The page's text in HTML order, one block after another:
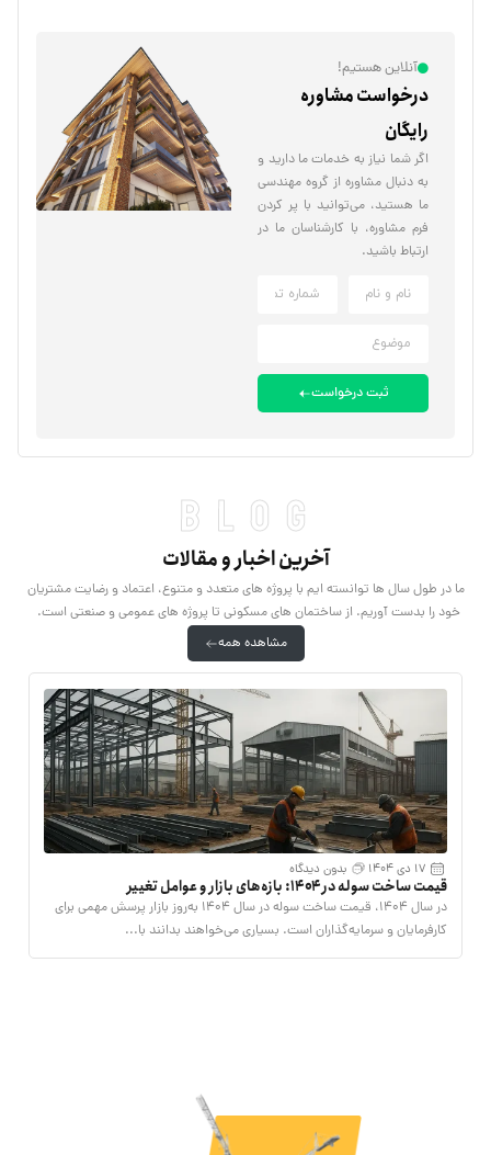
آنلاین هستیم!
درخواست مشاوره
رایگان
اگر شما نیاز به خدمات ما دارید و
به دنبال مشاوره از گروه مهندسی
ما هستید، می‌توانید با پر کردن
فرم مشاوره، با کارشناسان ما در
ارتباط باشید.
ثبت درخواست
blog
آخرین اخبار و مقالات
ما در طول سال ها توانسته ایم با پروژه های متعدد و متنوع، اعتماد و رضایت مشتریان
خود را بدست آوریم. از ساختمان های مسکونی تا پروژه های عمومی و صنعتی است.
مشاهده همه
17 دی 1404 بدون دیدگاه
قیمت ساخت سوله در ۱۴۰۴: بازه‌های بازار و عوامل تغییر
در سال ۱۴۰۴، قیمت ساخت سوله در سال ۱۴۰۴ به‌روز بازار پرسش مهمی برای
کارفرمایان و سرمایه‌گذاران است. بسیاری می‌خواهند بدانند با...